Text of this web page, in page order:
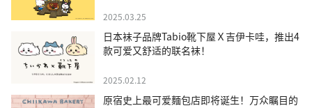
2025.03.25
日本袜子品牌Tabio靴下屋Ｘ吉伊卡哇，推出4
款可爱又舒适的联名袜！
2025.02.12
原宿史上最可爱麵包店即将诞生！万众瞩目的